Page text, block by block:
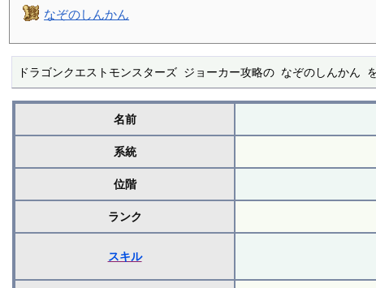
なぞのしんかん
ドラゴンクエストモンスターズ ジョーカー攻略の なぞのしんかん
名前
系統
位階
ランク
スキル